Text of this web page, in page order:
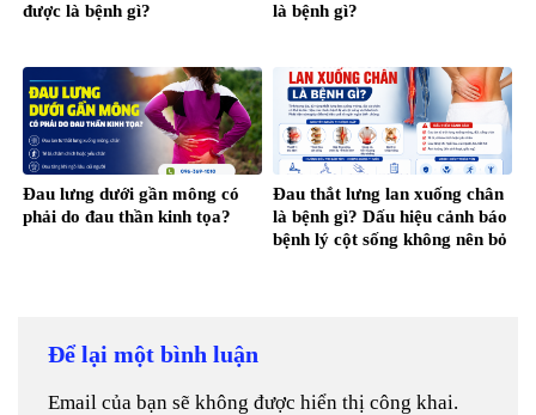
được là bệnh gì?
là bệnh gì?
Đau lưng dưới gần mông có
phải do đau thần kinh tọa?
Đau thắt lưng lan xuống chân
là bệnh gì? Dấu hiệu cảnh báo
bệnh lý cột sống không nên bỏ
Để lại một bình luận
Email của bạn sẽ không được hiển thị công khai.